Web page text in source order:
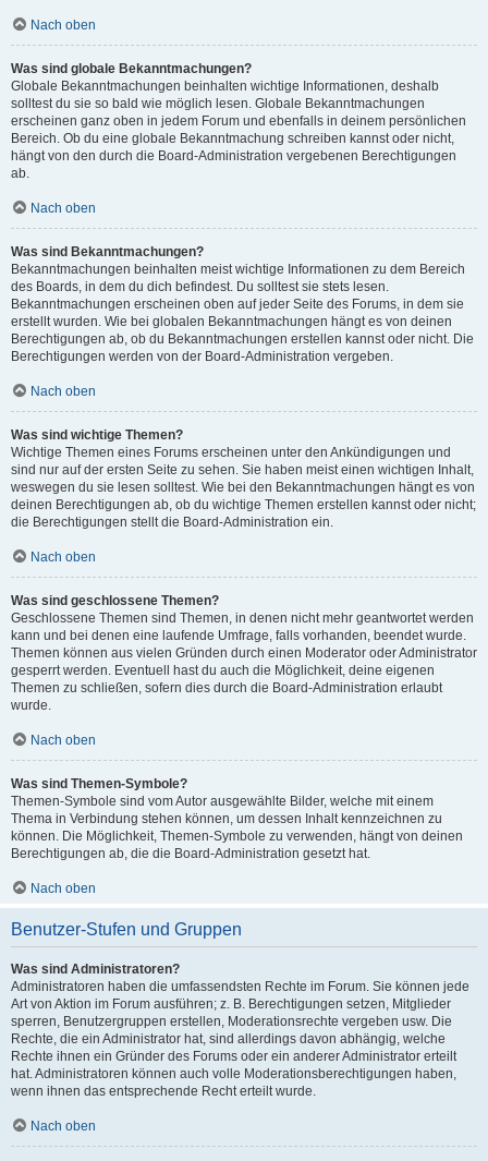
Nach oben
Was sind globale Bekanntmachungen?
Globale Bekanntmachungen beinhalten wichtige Informationen, deshalb
solltest du sie so bald wie möglich lesen. Globale Bekanntmachungen
erscheinen ganz oben in jedem Forum und ebenfalls in deinem persönlichen
Bereich. Ob du eine globale Bekanntmachung schreiben kannst oder nicht,
hängt von den durch die Board-Administration vergebenen Berechtigungen
ab.
Nach oben
Was sind Bekanntmachungen?
Bekanntmachungen beinhalten meist wichtige Informationen zu dem Bereich
des Boards, in dem du dich befindest. Du solltest sie stets lesen.
Bekanntmachungen erscheinen oben auf jeder Seite des Forums, in dem sie
erstellt wurden. Wie bei globalen Bekanntmachungen hängt es von deinen
Berechtigungen ab, ob du Bekanntmachungen erstellen kannst oder nicht. Die
Berechtigungen werden von der Board-Administration vergeben.
Nach oben
Was sind wichtige Themen?
Wichtige Themen eines Forums erscheinen unter den Ankündigungen und
sind nur auf der ersten Seite zu sehen. Sie haben meist einen wichtigen Inhalt,
weswegen du sie lesen solltest. Wie bei den Bekanntmachungen hängt es von
deinen Berechtigungen ab, ob du wichtige Themen erstellen kannst oder nicht;
die Berechtigungen stellt die Board-Administration ein.
Nach oben
Was sind geschlossene Themen?
Geschlossene Themen sind Themen, in denen nicht mehr geantwortet werden
kann und bei denen eine laufende Umfrage, falls vorhanden, beendet wurde.
Themen können aus vielen Gründen durch einen Moderator oder Administrator
gesperrt werden. Eventuell hast du auch die Möglichkeit, deine eigenen
Themen zu schließen, sofern dies durch die Board-Administration erlaubt
wurde.
Nach oben
Was sind Themen-Symbole?
Themen-Symbole sind vom Autor ausgewählte Bilder, welche mit einem
Thema in Verbindung stehen können, um dessen Inhalt kennzeichnen zu
können. Die Möglichkeit, Themen-Symbole zu verwenden, hängt von deinen
Berechtigungen ab, die die Board-Administration gesetzt hat.
Nach oben
Benutzer-Stufen und Gruppen
Was sind Administratoren?
Administratoren haben die umfassendsten Rechte im Forum. Sie können jede
Art von Aktion im Forum ausführen; z. B. Berechtigungen setzen, Mitglieder
sperren, Benutzergruppen erstellen, Moderationsrechte vergeben usw. Die
Rechte, die ein Administrator hat, sind allerdings davon abhängig, welche
Rechte ihnen ein Gründer des Forums oder ein anderer Administrator erteilt
hat. Administratoren können auch volle Moderationsberechtigungen haben,
wenn ihnen das entsprechende Recht erteilt wurde.
Nach oben